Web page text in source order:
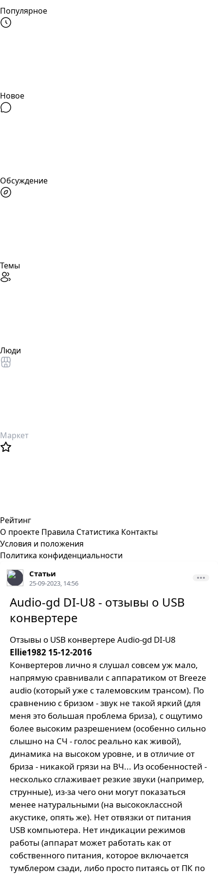
Популярное
Новое
Обсуждение
Темы
Люди
Маркет
Рейтинг
О проекте Правила Статистика Контакты
Условия и положения
Политика конфиденциальности
Статьи
25-09-2023, 14:56
Audio-gd DI-U8 - отзывы о USB
конвертере
Отзывы о USB конвертере Audio-gd DI-U8
Ellie1982 15-12-2016
Конвертеров лично я слушал совсем уж мало,
напрямую сравнивали с аппаратиком от Breeze
audio (который уже с талемовским трансом). По
сравнению с бризом - звук не такой яркий (для
меня это большая проблема бриза), с ощутимо
более высоким разрешением (особенно сильно
слышно на СЧ - голос реально как живой),
динамика на высоком уровне, и в отличие от
бриза - никакой грязи на ВЧ... Из особенностей -
несколько сглаживает резкие звуки (например,
струнные), из-за чего они могут показаться
менее натуральными (на высококлассной
акустике, опять же). Нет отвязки от питания
USB компьютера. Нет индикации режимов
работы (аппарат может работать как от
собственного питания, которое включается
тумблером сзади, либо просто питаясь от ПК по